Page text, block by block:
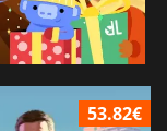
53.82€